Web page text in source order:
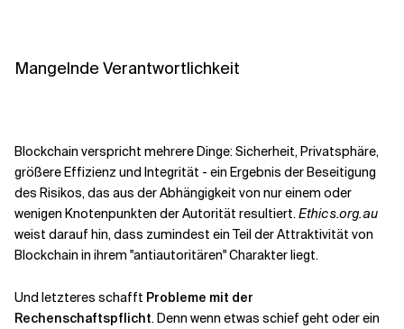
Mangelnde Verantwortlichkeit
Blockchain verspricht mehrere Dinge: Sicherheit, Privatsphäre,
größere Effizienz und Integrität - ein Ergebnis der Beseitigung
des Risikos, das aus der Abhängigkeit von nur einem oder
wenigen Knotenpunkten der Autorität resultiert.Ethics.org.au
weist darauf hin, dass zumindest ein Teil der Attraktivität von
Blockchain in ihrem "antiautoritären" Charakter liegt.
Und letzteres schafft Probleme mit der
Rechenschaftspflicht. Denn wenn etwas schief geht oder ein